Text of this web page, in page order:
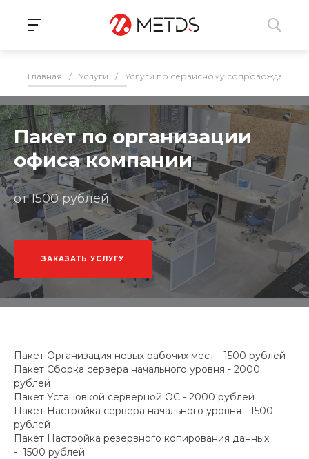
Главная / Услуги / Услуги по сервисному сопровождению
Пакет по организации
офиса компании
от 1500 рублей
ЗАКАЗАТЬ УСЛУГУ
Пакет Организация новых рабочих мест - 1500 рублей
Пакет Сборка сервера начального уровня - 2000
рублей
Пакет Установкой серверной ОС - 2000 рублей
Пакет Настройка сервера начального уровня - 1500
рублей
Пакет Настройка резервного копирования данных
- 1500 рублей